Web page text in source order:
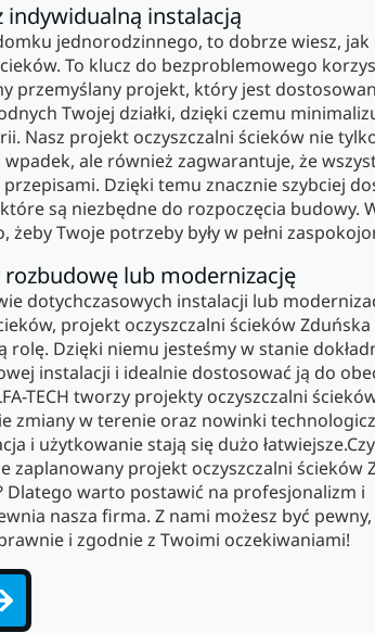
indywidualną instalacją
jednorodzinnego, to dobrze wiesz,
To klucz do bezproblemowego
przemyślany projekt, który jest
Twojej działki, dzięki czemu
Nasz projekt oczyszczalni ścieków nie
ale również zagwarantuje, że
Dzięki temu znacznie szybciej
są niezbędne do rozpoczęcia budowy.
żeby Twoje potrzeby były w pełni
lub modernizację
dotychczasowych instalacji lub
projekt oczyszczalni ścieków Zduńska
Dzięki niemu jesteśmy w stanie
instalacji i idealnie dostosować ją do
TECH tworzy projekty oczyszczalni
zmiany w terenie oraz nowinki
i użytkowanie stają się dużo
zaplanowany projekt oczyszczalni ścieków
Dlatego warto postawić na profesjonalizm i
nasza firma. Z nami możesz być pewny,
i zgodnie z Twoimi oczekiwaniami!